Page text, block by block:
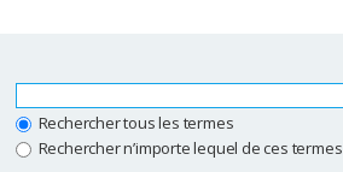
Rechercher tous les termes
Rechercher n’importe lequel de ces termes